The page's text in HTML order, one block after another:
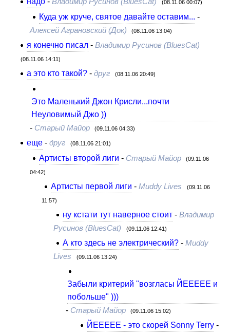
(08.11.06 00:07)
Куда уж круче, святое давайте оставим... -
Алексей Аграновский (Док) (08.11.06 13:04)
я конечно писал -Владимир Русинов (BluesCat)
(08.11.06 14:11)
а это кто такой? -друг (08.11.06 20:49)
Это Маленький Джон Крисли...почти
Неуловимый Джо ))
- Старый Майор (09.11.06 04:33)
еще -друг (08.11.06 21:01)
Артисты второй лиги - Старый Майор (09.11.06
04:42)
Артисты первой лиги - Muddy Lives (09.11.06
11:57)
ну кстати тут наверное стоит -Владимир
Русинов (BluesCat)
(09.11.06 12:41)
А кто здесь не электрический? -Muddy
Lives
(09.11.06 13:24)
Забыли критерий "возгласы ЙЕЕЕЕЕ и
побольше" )))
- Старый Майор (09.11.06 15:02)
ЙЕЕЕЕЕ - это скорей Sonny Terry -